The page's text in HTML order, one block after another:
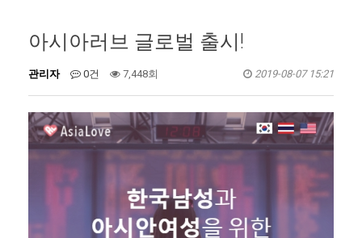
아시아러브 글로벌 출시!
관리자 0건 7,448회 2019-08-07 15:21